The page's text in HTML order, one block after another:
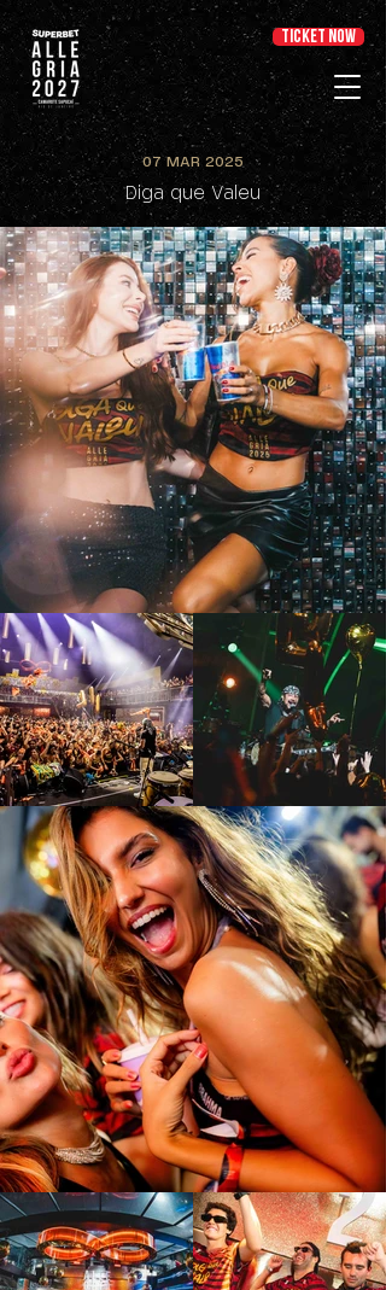
TICKET NOW
07 MAR 2025
Diga que Valeu